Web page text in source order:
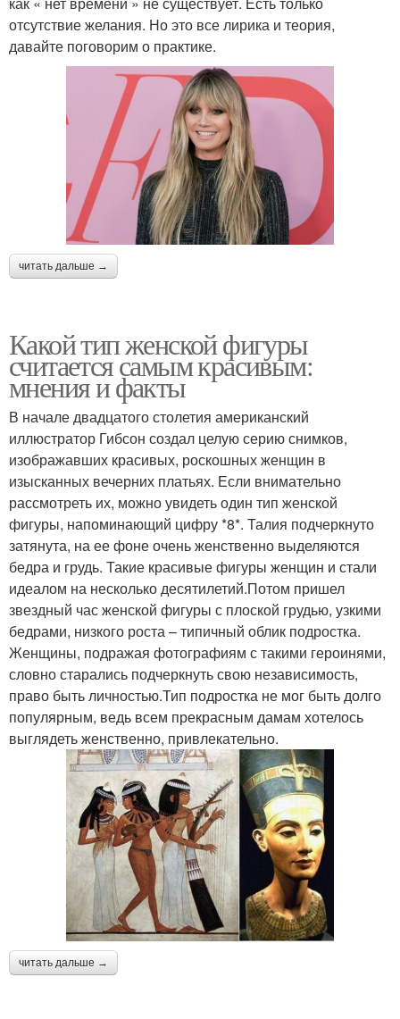
отсутствие желания. Но это все лирика и теория,
давайте поговорим о практике.
читать дальше →
Какой тип женской фигуры
считается самым красивым:
мнения и факты
В начале двадцатого столетия американский
иллюстратор Гибсон создал целую серию снимков,
изображавших красивых, роскошных женщин в
изысканных вечерних платьях. Если внимательно
рассмотреть их, можно увидеть один тип женской
фигуры, напоминающий цифру *8*. Талия подчеркнуто
затянута, на ее фоне очень женственно выделяются
бедра и грудь. Такие красивые фигуры женщин и стали
идеалом на несколько десятилетий.Потом пришел
звездный час женской фигуры с плоской грудью, узкими
бедрами, низкого роста – типичный облик подростка.
Женщины, подражая фотографиям с такими героинями,
словно старались подчеркнуть свою независимость,
право быть личностью.Тип подростка не мог быть долго
популярным, ведь всем прекрасным дамам хотелось
выглядеть женственно, привлекательно.
читать дальше →